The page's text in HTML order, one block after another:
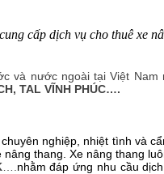
cấp dịch vụ cho thuê xe
và nước ngoài tại Việt Nam
TAL VĨNH PHÚC….
nghiệp, nhiệt tình và
thang. Xe nâng thang
…. nhằm đáp ứng nhu cầu